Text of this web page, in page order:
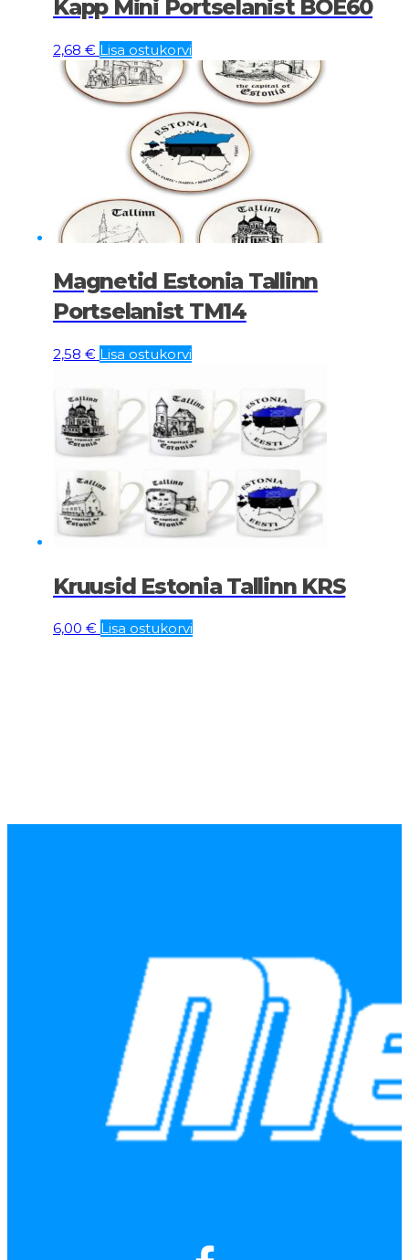
Kapp Mini Portselanist BOE60
2,68 € Lisa ostukorvi
Magnetid Estonia Tallinn
Portselanist TM14
2,58 € Lisa ostukorvi
Kruusid Estonia Tallinn KRS
6,00 € Lisa ostukorvi